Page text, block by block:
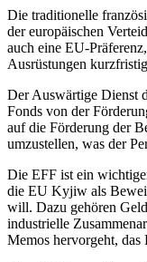
Die traditionelle
der europäischen
auch eine EU-
Ausrüstungen
Der Auswärtige Dienst
Fonds von der
auf die Förderung der
umzustellen, was der
Die EFF ist ein
die EU Kyjiw als
will. Dazu gehören
industrielle
Memos hervorgeht, das